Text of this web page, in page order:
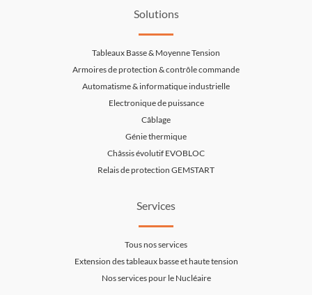
Solutions
Tableaux Basse & Moyenne Tension
Armoires de protection & contrôle commande
Automatisme & informatique industrielle
Electronique de puissance
Câblage
Génie thermique
Châssis évolutif EVOBLOC
Relais de protection GEMSTART
Services
Tous nos services
Extension des tableaux basse et haute tension
Nos services pour le Nucléaire